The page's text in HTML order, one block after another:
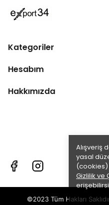
Alışveriş
yasal
(cookies)
Gizlilik ve
Kategoriler
Hesabım
Hakkımızda
©2023 Tüm Hakları